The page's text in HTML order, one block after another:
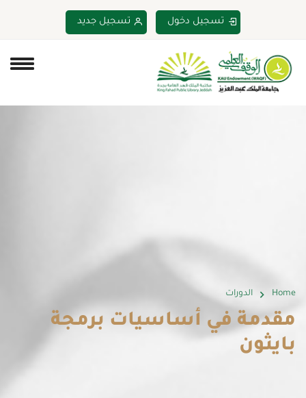
تسجيل دخول تسجيل جديد
Home الدورات
مقدمة في أساسيات برمجة
بايثون